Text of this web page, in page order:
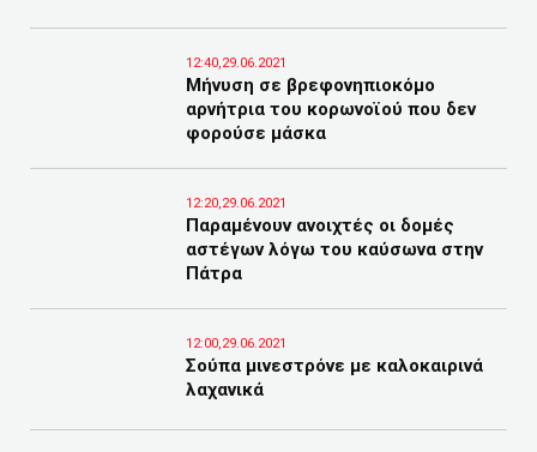
12:40,29.06.2021
Μήνυση σε βρεφονηπιοκόμο
αρνήτρια του κορωνοϊού που δεν
φορούσε μάσκα
12:20,29.06.2021
Παραμένουν ανοιχτές οι δομές
αστέγων λόγω του καύσωνα στην
Πάτρα
12:00,29.06.2021
Σούπα μινεστρόνε με καλοκαιρινά
λαχανικά